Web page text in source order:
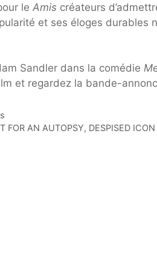
le Amis créateurs
et ses éloges
Sandler dans la comédie
et regardez la bande-
AN AUTOPSY, DESPISED